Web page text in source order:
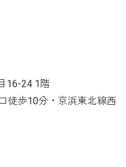
16-24 1階
徒歩10分・京浜東北線西